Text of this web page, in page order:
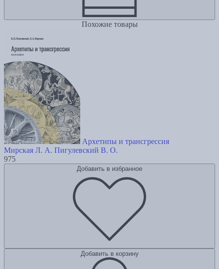
Похожие товары
Архетипы и трансгрессия
Мирская Л. А. Пигулевский В. О.
975
Добавить в избранное
Добавить в корзину